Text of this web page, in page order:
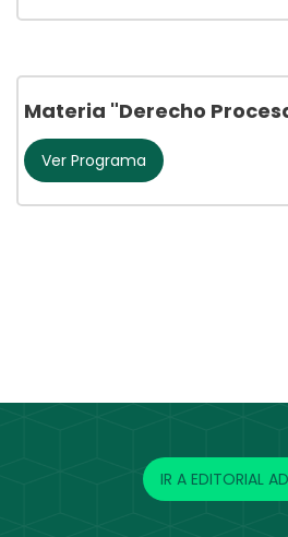
Materia "Derecho
Ver Programa
IR A EDITORIAL